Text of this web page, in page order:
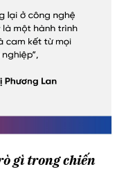
gì trong chiến